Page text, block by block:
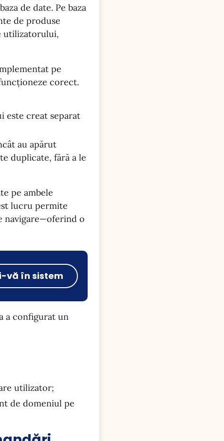
de date. Pe baza
de produse
utilizatorului,
pe
corect.
este creat separat
au apărut
duplicate, fără a le
pe ambele
lucru permite
navigare—oferind o
vă în sistem
a configurat un
utilizator;
de domeniul pe